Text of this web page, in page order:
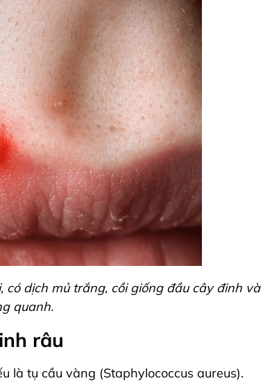
dịch mủ trắng, cồi giống đầu cây đinh và
quanh.
râu
là tụ cầu vàng (Staphylococcus aureus).